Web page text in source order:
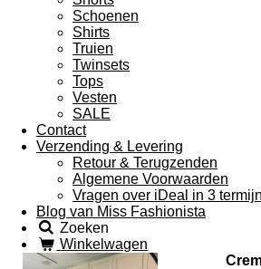
Schoenen
Shirts
Truien
Twinsets
Tops
Vesten
SALE
Contact
Verzending & Levering
Retour & Terugzenden
Algemene Voorwaarden
Vragen over iDeal in 3
Blog van Miss Fashionista
Zoeken
Winkelwagen